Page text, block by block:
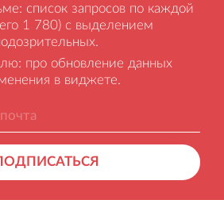
список запросов по каждой
1 780) с выделением
про обновление данных
в виджете.